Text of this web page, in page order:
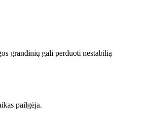
grandinių gali perduoti nestabilią
pailgėja.